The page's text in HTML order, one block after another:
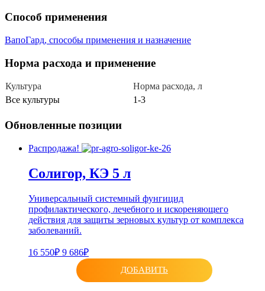
Способ применения
ВапоГард, способы применения и назначение
Норма расхода и применение
Культура
Норма расхода, л
Все культуры
1-3
Обновленные позиции
Распродажа!
Солигор, КЭ 5 л
Универсальный системный фунгицид
профилактического, лечебного и искореняющего
действия для защиты зерновых культур от комплекса
заболеваний.
16 550₽ 9 686₽
ДОБАВИТЬ